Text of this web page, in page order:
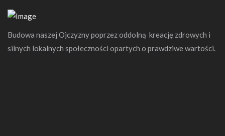
Budowa naszej Ojczyzny poprzez oddolną kreację zdrowych i
silnych lokalnych społeczności opartych o prawdziwe wartości.